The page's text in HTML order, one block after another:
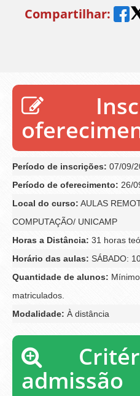
Compartilhar:
Período de inscrições: 07/09/
Período de oferecimento: 26/
Local do curso: AULAS
COMPUTAÇÃO/ UNICAMP
Horas a Distância: 31 horas
Horário das aulas: SÁBADO:
Quantidade de alunos:
matriculados.
Modalidade: À distância
admissão